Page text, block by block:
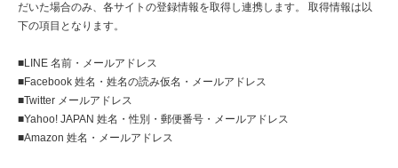
だいた場合のみ、各サイトの登録情報を取得し連携します。 取得情報は以
下の項目となります。
■LINE 名前・メールアドレス
■Facebook 姓名・姓名の読み仮名・メールアドレス
■Twitter メールアドレス
■Yahoo! JAPAN 姓名・性別・郵便番号・メールアドレス
■Amazon 姓名・メールアドレス